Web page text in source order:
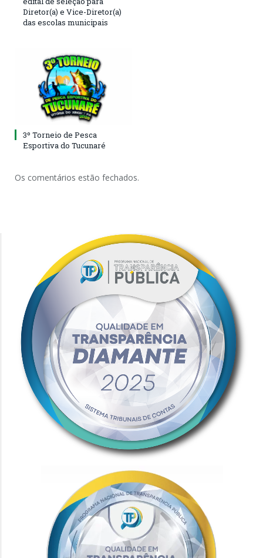
Diretor(a) e Vice-Diretor(a)
das escolas municipais
3º Torneio de Pesca
Esportiva do Tucunaré
Os comentários estão fechados.